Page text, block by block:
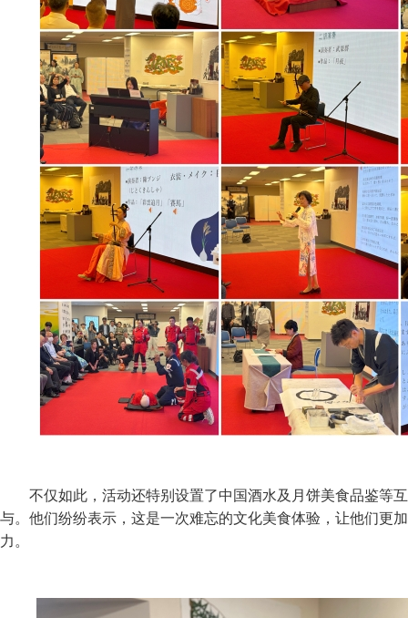
不仅如此，活动还特别设置了中国酒水及月饼美食品鉴等
与。他们纷纷表示，这是一次难忘的文化美食体验，让他们更
力。